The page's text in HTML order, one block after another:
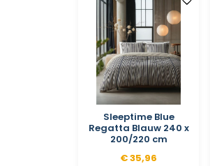
Sleeptime Blue
Regatta Blauw 240 x
200/220 cm
€35,96